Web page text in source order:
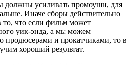
должны усиливать промоушн, для
Иначе сборы действительно
что если фильм может
уик-энда, а мы можем
продюсерами и прокатчиками, то в
хороший результат.